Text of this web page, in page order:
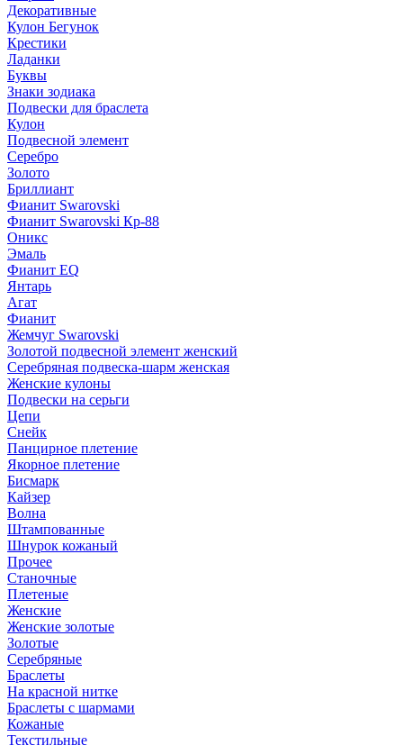
Декоративные
Кулон Бегунок
Крестики
Ладанки
Буквы
Знаки зодиака
Подвески для браслета
Кулон
Подвесной элемент
Серебро
Золото
Бриллиант
Фианит Swarovski
Фианит Swarovski Кр-88
Оникс
Эмаль
Фианит EQ
Янтарь
Агат
Фианит
Жемчуг Swarovski
Золотой подвесной элемент женcкий
Серебряная подвеска-шарм женская
Женские кулоны
Подвески на серьги
Цепи
Снейк
Панцирное плетение
Якорное плетение
Бисмарк
Кайзер
Волна
Штампованные
Шнурок кожаный
Прочее
Станочные
Плетеные
Женские
Женские золотые
Золотые
Серебряные
Браслеты
На красной нитке
Браслеты с шармами
Кожаные
Текстильные